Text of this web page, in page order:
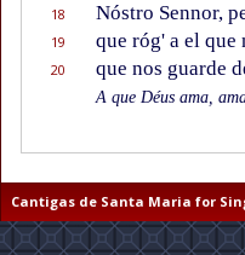
18
Nóstro Sennor,
19
que róg' a el que
20
que nos guarde
A que Déus ama,
Cantigas de Santa Maria for